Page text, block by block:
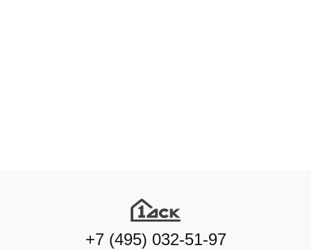
+7 (495) 032-51-97